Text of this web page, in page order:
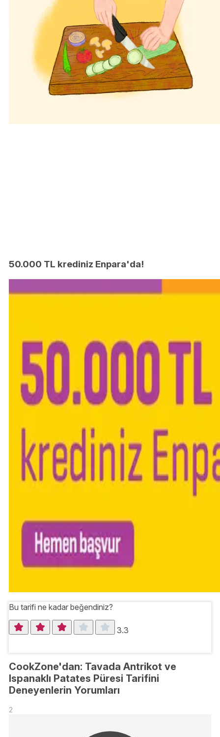
50.000 TL krediniz Enpara'da!
Bu tarifi ne kadar beğendiniz?
3.3
CookZone'dan: Tavada Antrikot ve
Ispanaklı Patates Püresi Tarifini
Deneyenlerin Yorumları
2